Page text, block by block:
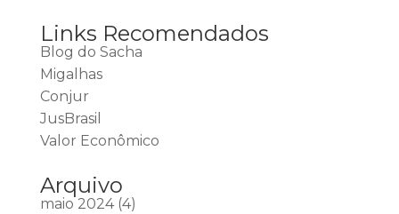
Links Recomendados
Blog do Sacha
Migalhas
Conjur
JusBrasil
Valor Econômico
Arquivo
maio 2024(4)